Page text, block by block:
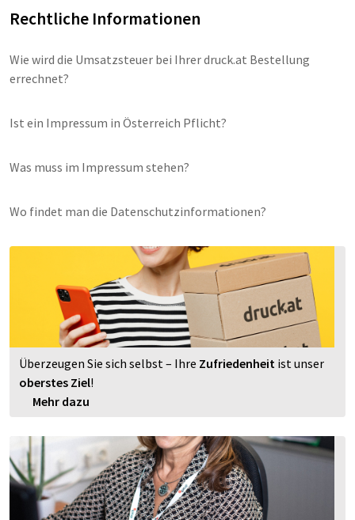
Rechtliche Informationen
Wie wird die Umsatzsteuer bei Ihrer druck.at Bestellung
errechnet?
Ist ein Impressum in Österreich Pflicht?
Was muss im Impressum stehen?
Wo findet man die Datenschutzinformationen?
Überzeugen Sie sich selbst – Ihre Zufriedenheit ist unser
oberstes Ziel!
Mehr dazu